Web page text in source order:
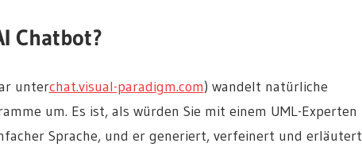
Chatbot?
unterchat.visual-paradigm.com) wandelt natürliche
um. Es ist, als würden Sie mit einem UML-Experten
Sprache, und er generiert, verfeinert und erläutert